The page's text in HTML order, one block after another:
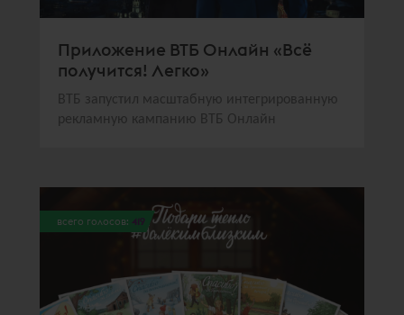
Приложение ВТБ Онлайн «Всё
получится! Легко»
ВТБ запустил масштабную интегрированную
рекламную кампанию ВТБ Онлайн
всего голосов: 419